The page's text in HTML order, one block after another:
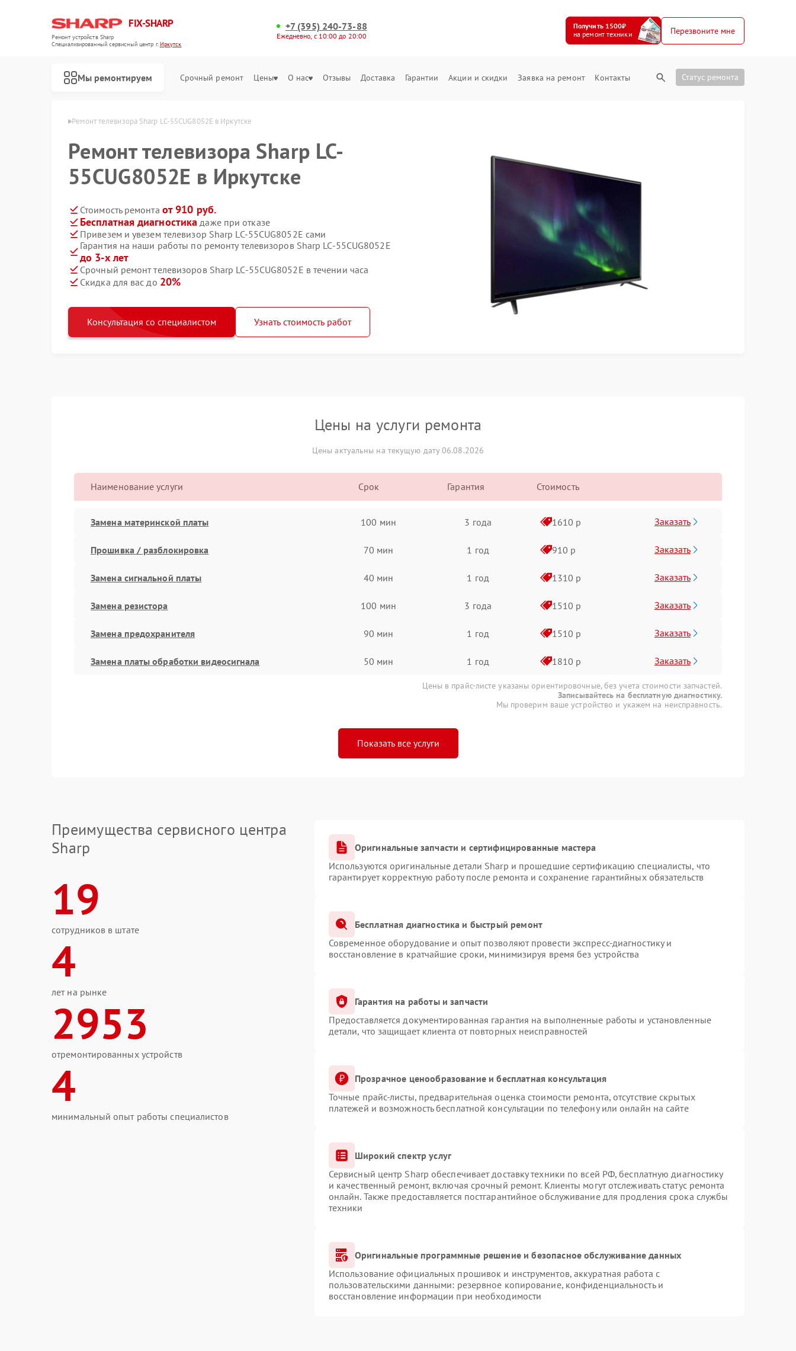
FIX-SHARP
Ремонт устройств Sharp
Специализированный cервисный центр г.Иркутск
+7 (395) 240-73-88
Ежедневно, с 10:00 до 20:00
Получить 1500₽
на ремонт техники
Перезвоните мне
Мы ремонтируем Срочный ремонт Цены О нас Отзывы Доставка Гарантии Акции и скидки Заявка на ремонт Контакты Статус ремонта
Sharp в Иркутске Ремонт телевизора Sharp LC-55CUG8052E в Иркутске
Ремонт телевизора Sharp LC-
55CUG8052E в Иркутске
Стоимость ремонта от 910 руб.
Бесплатная диагностика даже при отказе
Привезем и увезем телевизор Sharp LC-55CUG8052E сами
Гарантия на наши работы по ремонту телевизоров Sharp LC-55CUG8052E
до 3-х лет
Срочный ремонт телевизоров Sharp LC-55CUG8052E в течении часа
Скидка для вас до 20%
Консультация со специалистом Узнать стоимость работ
Цены на услуги ремонта
Цены актуальны на текущую дату 06.08.2026
Наименование услуги Срок Гарантия Стоимость
Замена материнской платы 100 мин 3 года 1610 р Заказать
Прошивка / разблокировка 70 мин 1 год 910 р Заказать
Замена сигнальной платы 40 мин 1 год 1310 р Заказать
Замена резистора 100 мин 3 года 1510 р Заказать
Замена предохранителя 90 мин 1 год 1510 р Заказать
Замена платы обработки видеосигнала 50 мин 1 год 1810 р Заказать
Цены в прайс-листе указаны ориентировочные, без учета стоимости запчастей.
Записывайтесь на бесплатную диагностику.
Мы проверим ваше устройство и укажем на неисправность.
Показать все услуги
Преимущества сервисного центра
Sharp
19
сотрудников в штате
4
лет на рынке
2953
отремонтированных устройств
4
минимальный опыт работы специалистов
Оригинальные запчасти и сертифицированные мастера
Используются оригинальные детали Sharp и прошедшие сертификацию специалисты, что
гарантирует корректную работу после ремонта и сохранение гарантийных обязательств
Бесплатная диагностика и быстрый ремонт
Современное оборудование и опыт позволяют провести экспресс-диагностику и
восстановление в кратчайшие сроки, минимизируя время без устройства
Гарантия на работы и запчасти
Предоставляется документированная гарантия на выполненные работы и установленные
детали, что защищает клиента от повторных неисправностей
Прозрачное ценообразование и бесплатная консультация
Точные прайс-листы, предварительная оценка стоимости ремонта, отсутствие скрытых
платежей и возможность бесплатной консультации по телефону или онлайн на сайте
Широкий спектр услуг
Сервисный центр Sharp обеспечивает доставку техники по всей РФ, бесплатную диагностику
и качественный ремонт, включая срочный ремонт. Клиенты могут отслеживать статус ремонта
онлайн. Также предоставляется постгарантийное обслуживание для продления срока службы
техники
Оригинальные программные решение и безопасное обслуживание данных
Использование официальных прошивок и инструментов, аккуратная работа с
пользовательскими данными: резервное копирование, конфиденциальность и
восстановление информации при необходимости